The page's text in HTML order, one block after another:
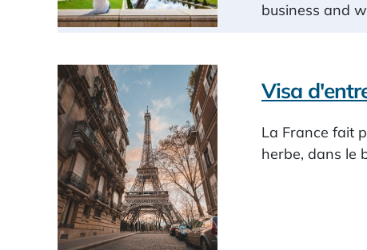
business and
Visa
La France fait
herbe, dans le